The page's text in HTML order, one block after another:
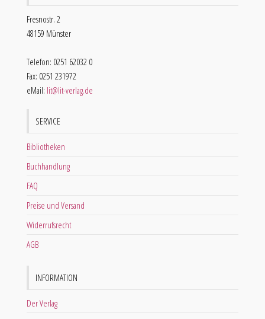
Fresnostr. 2
48159 Münster
Telefon: 0251 62032 0
Fax: 0251 231972
eMail: lit@lit-verlag.de
SERVICE
Bibliotheken
Buchhandlung
FAQ
Preise und Versand
Widerrufsrecht
AGB
INFORMATION
Der Verlag